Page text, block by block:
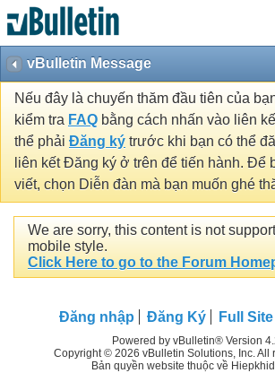
vBulletin Message
Nếu đây là chuyến thăm đầu tiên của
kiểm tra FAQ bằng cách nhấn vào liên
thể phải Đăng ký trước khi bạn có thể
liên kết Đăng ký ở trên để tiến hành. Để
viết, chọn Diễn đàn mà bạn muốn ghé
We are sorry, this content is not
mobile style.
Click Here to go to the Forum
Đăng nhập Đăng Ký Full Site
Powered by vBulletin® Version
Copyright © 2026 vBulletin Solutions, Inc. All
Bản quyền website thuộc về